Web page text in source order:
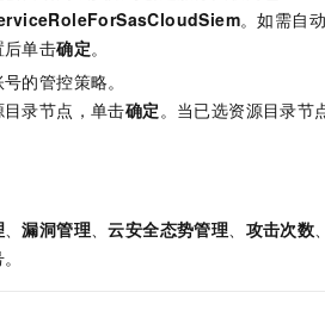
。如需自
单击确定。
的管控策略。
目录节点，单击确定。当已选资源目录节
、漏洞管理、云安全态势管理、 攻击次数、